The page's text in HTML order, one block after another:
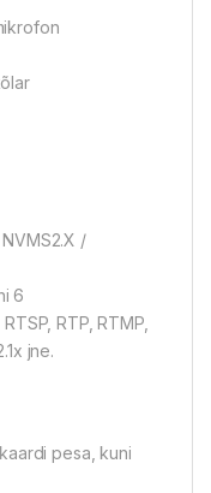
/
6
RTP, RTMP,
jne.
pesa, kuni